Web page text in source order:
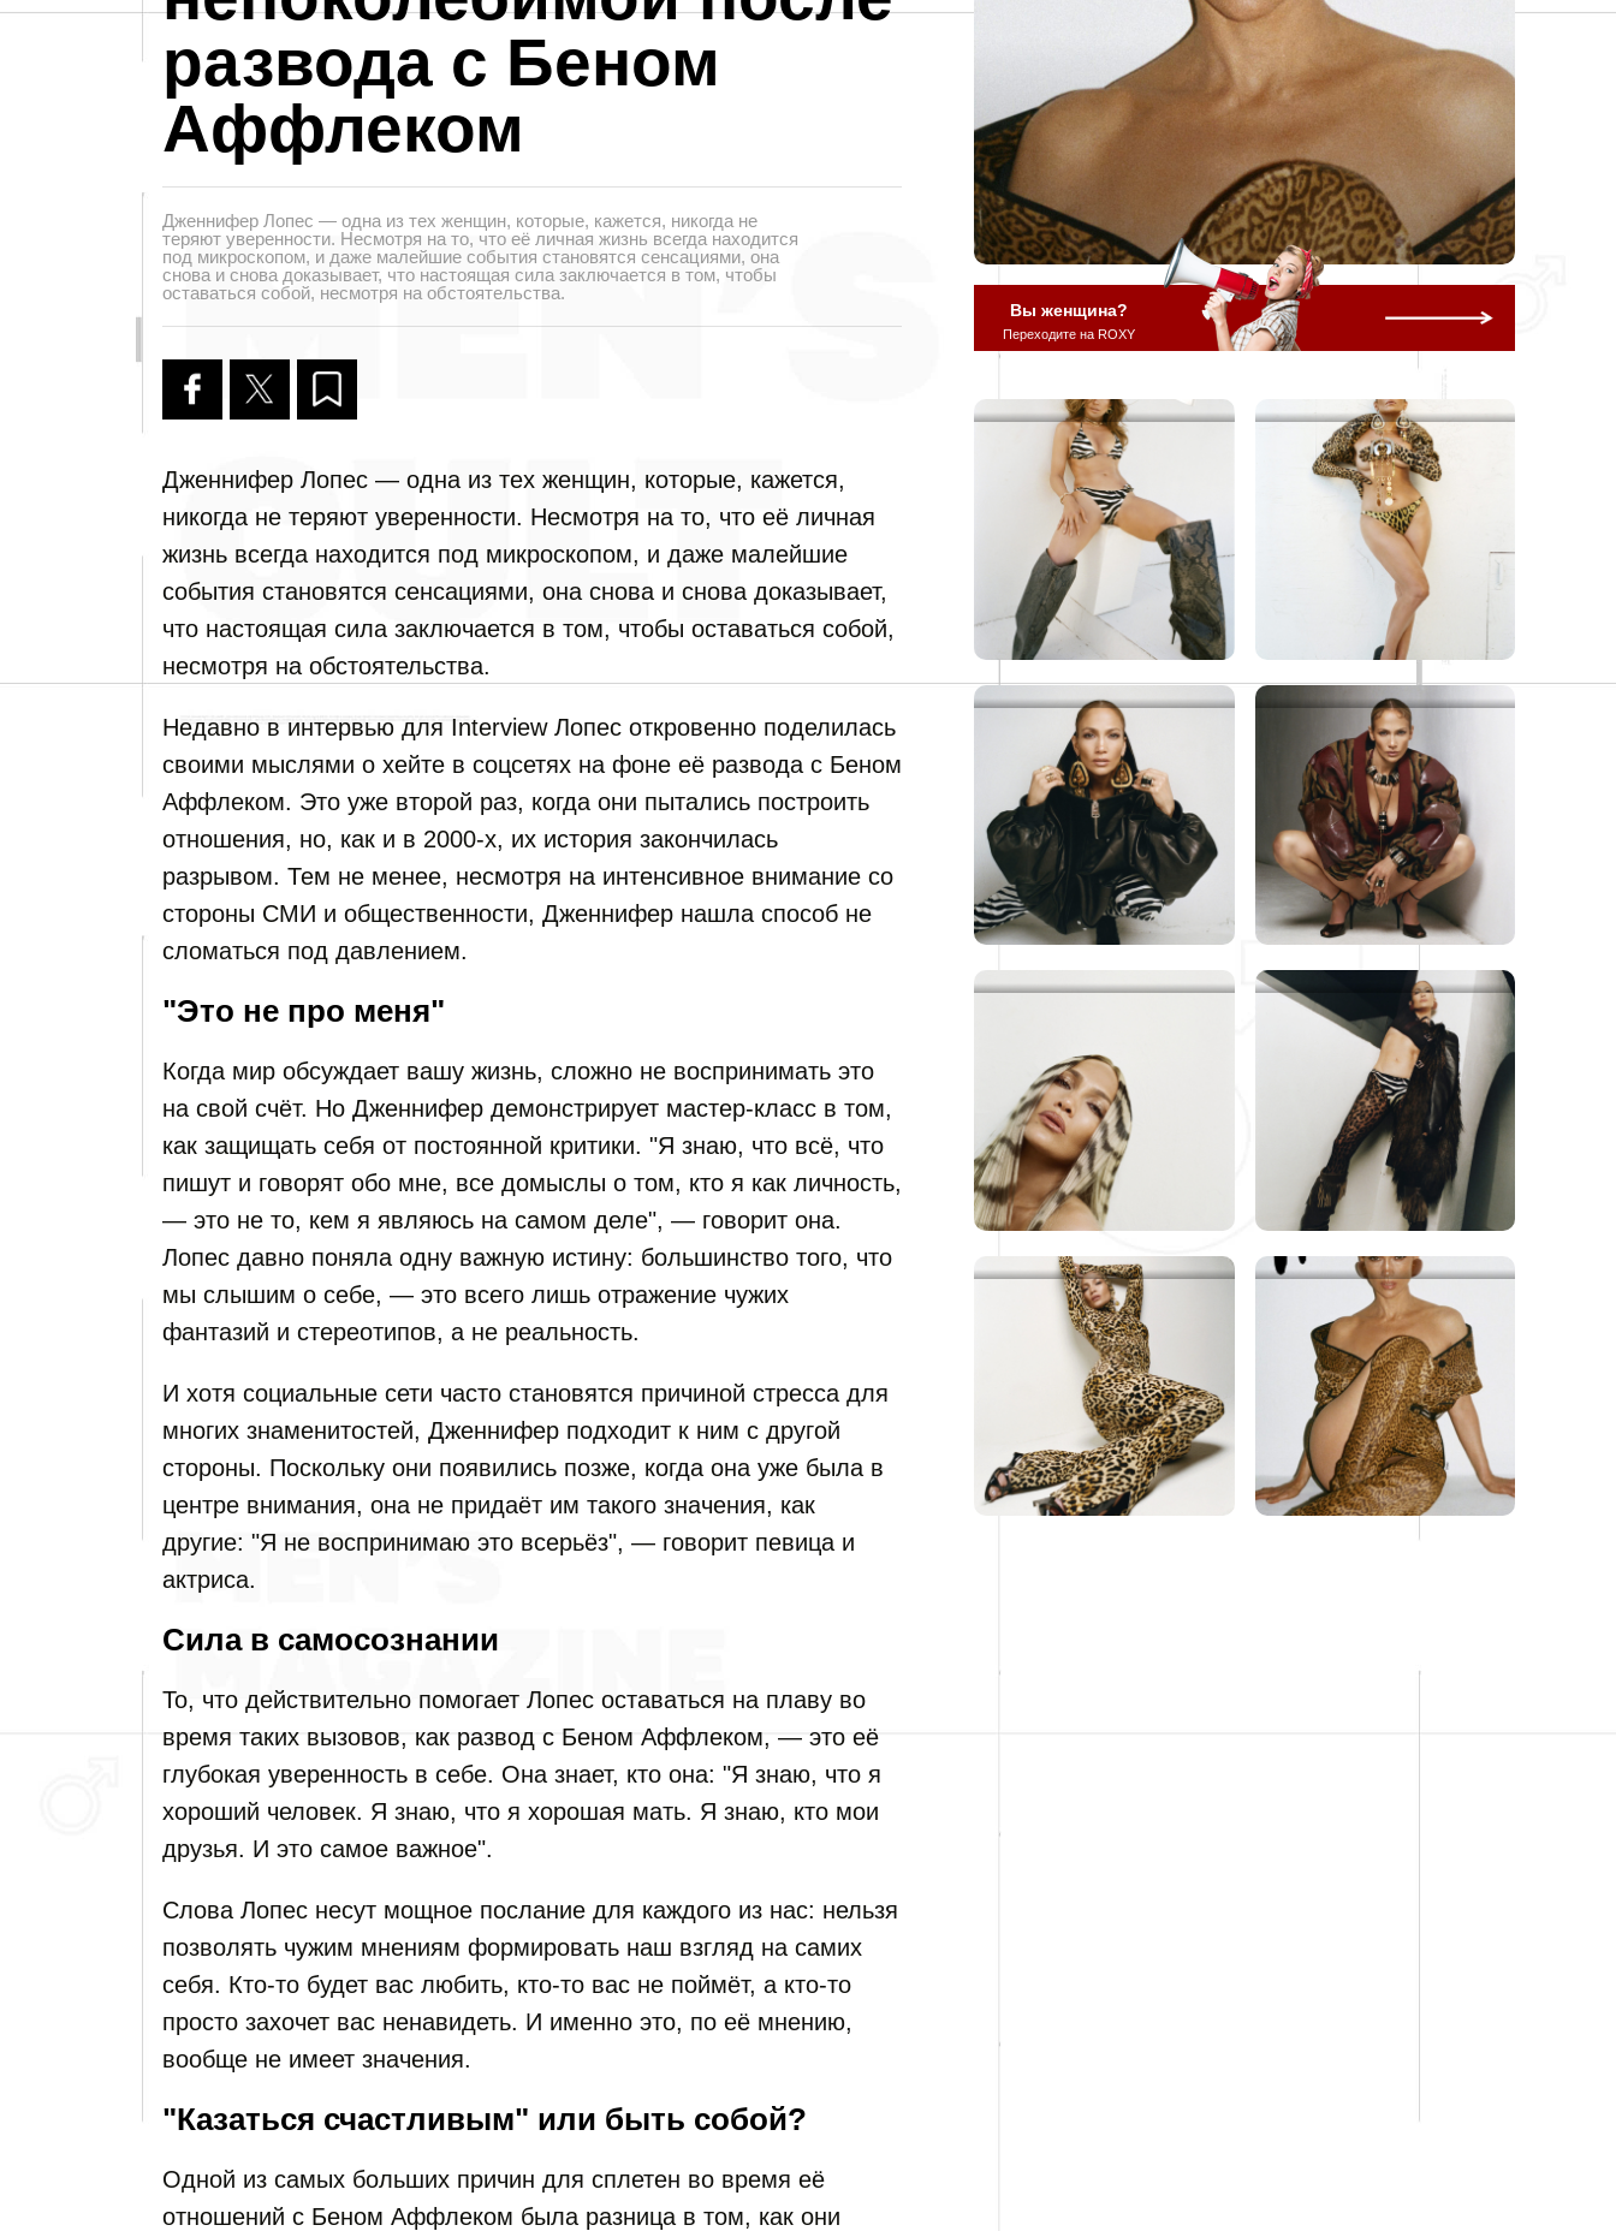
развода с Беном
Аффлеком
Дженнифер Лопес — одна из тех женщин, которые, кажется, никогда не
теряют уверенности. Несмотря на то, что её личная жизнь всегда находится
под микроскопом, и даже малейшие события становятся сенсациями, она
снова и снова доказывает, что настоящая сила заключается в том, чтобы
оставаться собой, несмотря на обстоятельства.
Дженнифер Лопес — одна из тех женщин, которые, кажется,
никогда не теряют уверенности. Несмотря на то, что её личная
жизнь всегда находится под микроскопом, и даже малейшие
события становятся сенсациями, она снова и снова доказывает,
что настоящая сила заключается в том, чтобы оставаться собой,
несмотря на обстоятельства.
Недавно в интервью для Interview Лопес откровенно поделилась
своими мыслями о хейте в соцсетях на фоне её развода с Беном
Аффлеком. Это уже второй раз, когда они пытались построить
отношения, но, как и в 2000-х, их история закончилась
разрывом. Тем не менее, несмотря на интенсивное внимание со
стороны СМИ и общественности, Дженнифер нашла способ не
сломаться под давлением.
"Это не про меня"
Когда мир обсуждает вашу жизнь, сложно не воспринимать это
на свой счёт. Но Дженнифер демонстрирует мастер-класс в том,
как защищать себя от постоянной критики. "Я знаю, что всё, что
пишут и говорят обо мне, все домыслы о том, кто я как личность,
— это не то, кем я являюсь на самом деле", — говорит она.
Лопес давно поняла одну важную истину: большинство того, что
мы слышим о себе, — это всего лишь отражение чужих
фантазий и стереотипов, а не реальность.
И хотя социальные сети часто становятся причиной стресса для
многих знаменитостей, Дженнифер подходит к ним с другой
стороны. Поскольку они появились позже, когда она уже была в
центре внимания, она не придаёт им такого значения, как
другие: "Я не воспринимаю это всерьёз", — говорит певица и
актриса.
Сила в самосознании
То, что действительно помогает Лопес оставаться на плаву во
время таких вызовов, как развод с Беном Аффлеком, — это её
глубокая уверенность в себе. Она знает, кто она: "Я знаю, что я
хороший человек. Я знаю, что я хорошая мать. Я знаю, кто мои
друзья. И это самое важное".
Слова Лопес несут мощное послание для каждого из нас: нельзя
позволять чужим мнениям формировать наш взгляд на самих
себя. Кто-то будет вас любить, кто-то вас не поймёт, а кто-то
просто захочет вас ненавидеть. И именно это, по её мнению,
вообще не имеет значения.
"Казаться счастливым" или быть собой?
Одной из самых больших причин для сплетен во время её
отношений с Беном Аффлеком была разница в том, как они
Вы женщина?
Переходите на ROXY